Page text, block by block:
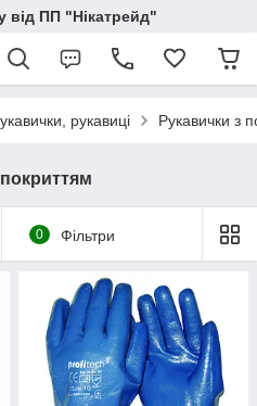
від ПП "Нікатрейд"
рукавиці Рукавички з
0 Фільтри